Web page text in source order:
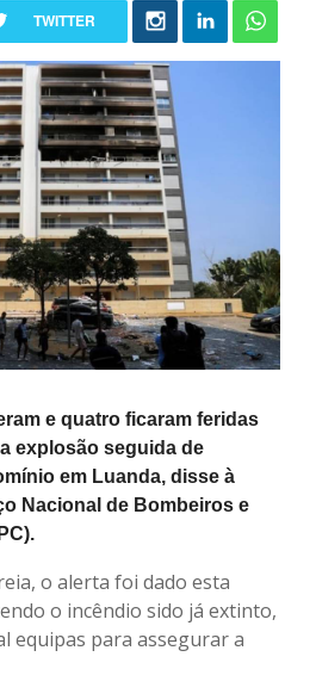
TWITTER
e quatro ficaram feridas
explosão seguida de
em Luanda, disse à
Nacional de Bombeiros e
o alerta foi dado esta
o incêndio sido já extinto,
equipas para assegurar a